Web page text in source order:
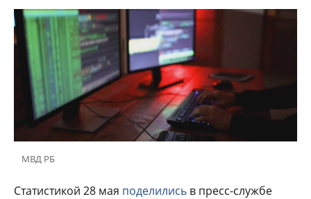
МВД РБ
Статистикой 28 мая поделились в пресс-службе